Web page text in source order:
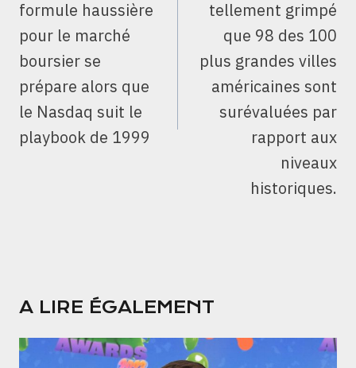
formule haussière
pour le marché
boursier se
prépare alors que
le Nasdaq suit le
playbook de 1999
tellement grimpé
que 98 des 100
plus grandes villes
américaines sont
surévaluées par
rapport aux
niveaux
historiques.
A LIRE ÉGALEMENT